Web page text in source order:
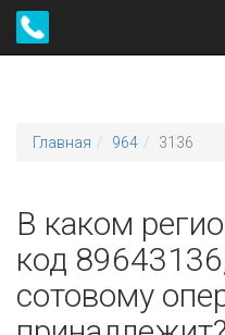
Главная 964 3136
В каком
код
сотовому